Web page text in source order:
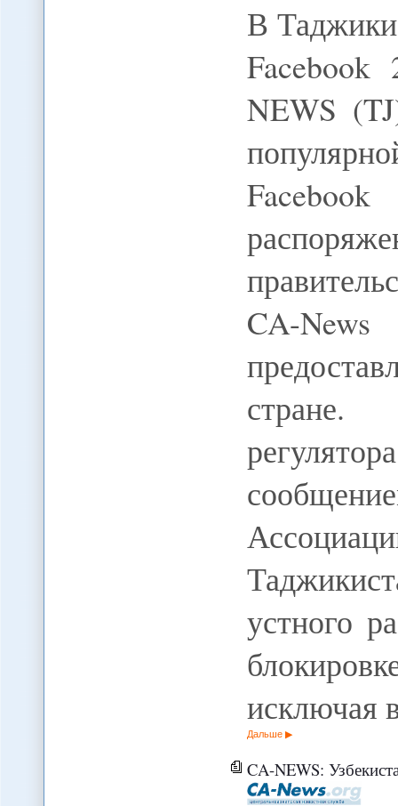
В
NEWS
CA-
стране.
устного
исключая
Дальше
CA-NEWS: Узбекистан